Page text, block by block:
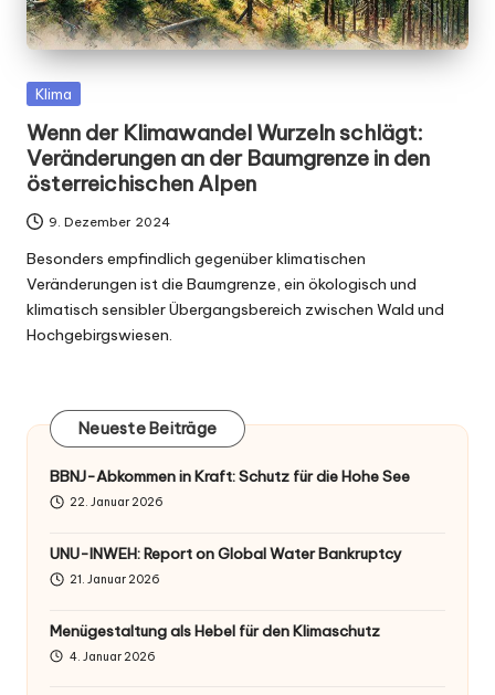
Posted
Klima
Wenn der Klimawandel Wurzeln schlägt:
Veränderungen an der Baumgrenze in den
österreichischen Alpen
9. Dezember 2024
Besonders empfindlich gegenüber klimatischen
Veränderungen ist die Baumgrenze, ein ökologisch und
klimatisch sensibler Übergangsbereich zwischen Wald und
Hochgebirgswiesen.
Neueste Beiträge
BBNJ-Abkommen in Kraft: Schutz für die Hohe See
22. Januar 2026
UNU-INWEH: Report on Global Water Bankruptcy
21. Januar 2026
Menügestaltung als Hebel für den Klimaschutz
4. Januar 2026